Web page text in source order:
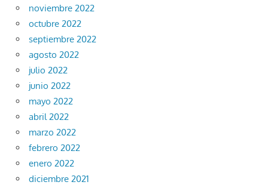
noviembre 2022
octubre 2022
septiembre 2022
agosto 2022
julio 2022
junio 2022
mayo 2022
abril 2022
marzo 2022
febrero 2022
enero 2022
diciembre 2021